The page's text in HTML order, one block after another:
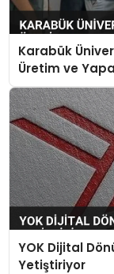
Karabük
Üretim ve
YOK Dijital
Yetiştiriyor